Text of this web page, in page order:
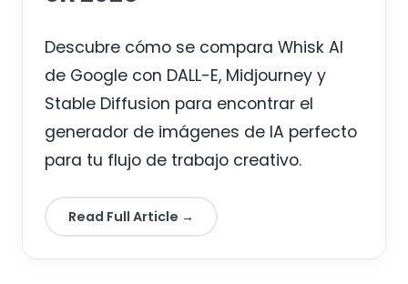
Descubre cómo se compara Whisk AI
de Google con DALL-E, Midjourney y
Stable Diffusion para encontrar el
generador de imágenes de IA perfecto
para tu flujo de trabajo creativo.
Read Full Article →